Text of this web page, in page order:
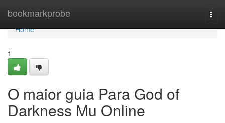
bookmarkprobe
Home
Home
1
O maior guia Para God of
Darkness Mu Online